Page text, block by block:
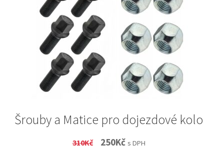
Šrouby a Matice pro dojezdové kolo
310Kč
Original
250KčCurrent
s DPH